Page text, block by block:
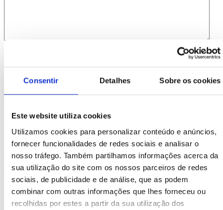
Consentir Detalhes Sobre os cookies
Este website utiliza cookies
Utilizamos cookies para personalizar conteúdo e anúncios,
fornecer funcionalidades de redes sociais e analisar o
nosso tráfego. Também partilhamos informações acerca da
sua utilização do site com os nossos parceiros de redes
sociais, de publicidade e de análise, que as podem
combinar com outras informações que lhes forneceu ou
recolhidas por estes a partir da sua utilização dos
que os meus dados sejam guardados em base de
dados para tratamento deste contacto, única e exclusivamente
por parte da Brindibérica.
Homier
REF. BI-PS-93167